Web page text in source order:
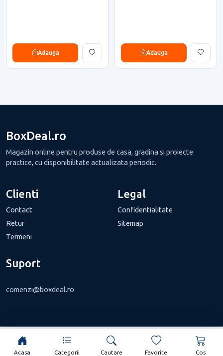
Adauga Adauga
BoxDeal.ro
Magazin online pentru produse de casa, gradina si proiecte
practice, cu disponibilitate actualizata periodic.
Clienti
Contact
Retur
Termeni
Legal
Confidentialitate
Sitemap
Suport
comenzi@boxdeal.ro
Acasa Categorii Cautare Favorite Cos